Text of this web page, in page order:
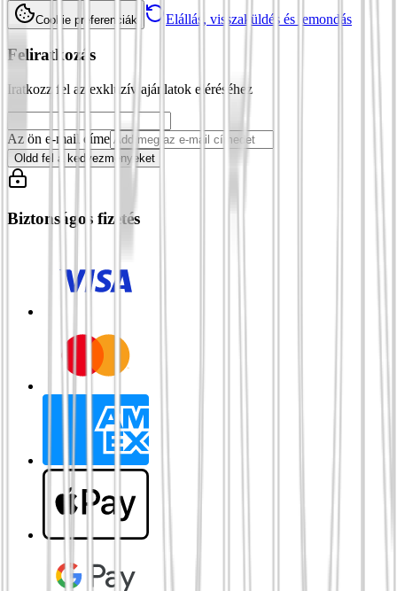
Cookie preferenciák Elállás, visszaküldés és lemondás
Feliratkozás
Iratkozz fel az exkluzív ajánlatok eléréséhez
Az ön e-mail címe
Oldd fel a kedvezményeket
Biztonságos fizetés